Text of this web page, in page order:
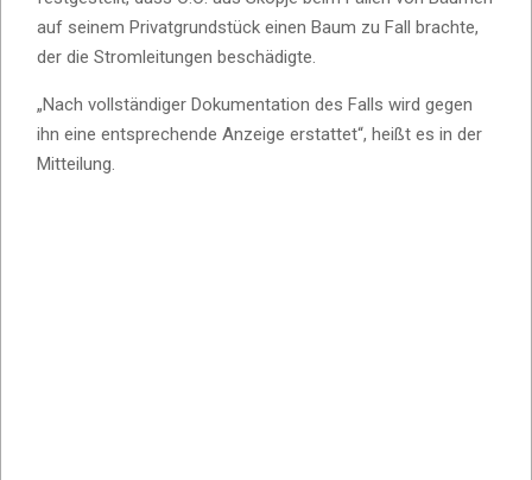
auf seinem Privatgrundstück einen Baum zu Fall brachte,
der die Stromleitungen beschädigte.
„Nach vollständiger Dokumentation des Falls wird gegen
ihn eine entsprechende Anzeige erstattet“, heißt es in der
Mitteilung.